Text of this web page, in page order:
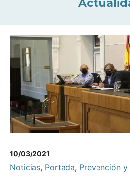
10/03/2021
Noticias, Portada, Prevención